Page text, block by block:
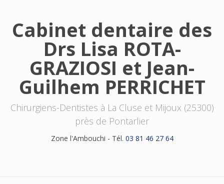
Cabinet dentaire des
Drs Lisa ROTA-
GRAZIOSI et Jean-
Guilhem PERRICHET
Chirurgiens-Dentistes à La Cluse et Mijoux (25300)
près de Pontarlier
Zone l'Ambouchi - Tél. 03 81 46 27 64